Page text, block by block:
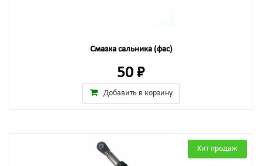
Смазка сальника (фас)
50 ₽
Добавить в корзину
Хит продаж